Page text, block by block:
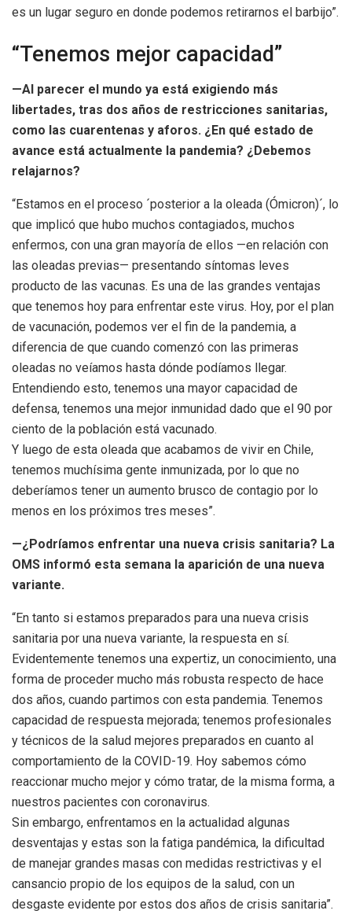
es un lugar seguro en donde podemos retirarnos el barbijo”.
“Tenemos mejor capacidad”
—Al parecer el mundo ya está exigiendo más
libertades, tras dos años de restricciones sanitarias,
como las cuarentenas y aforos. ¿En qué estado de
avance está actualmente la pandemia? ¿Debemos
relajarnos?
“Estamos en el proceso ´posterior a la oleada (Ómicron)´, lo
que implicó que hubo muchos contagiados, muchos
enfermos, con una gran mayoría de ellos —en relación con
las oleadas previas— presentando síntomas leves
producto de las vacunas. Es una de las grandes ventajas
que tenemos hoy para enfrentar este virus. Hoy, por el plan
de vacunación, podemos ver el fin de la pandemia, a
diferencia de que cuando comenzó con las primeras
oleadas no veíamos hasta dónde podíamos llegar.
Entendiendo esto, tenemos una mayor capacidad de
defensa, tenemos una mejor inmunidad dado que el 90 por
ciento de la población está vacunado.
Y luego de esta oleada que acabamos de vivir en Chile,
tenemos muchísima gente inmunizada, por lo que no
deberíamos tener un aumento brusco de contagio por lo
menos en los próximos tres meses”.
—¿Podríamos enfrentar una nueva crisis sanitaria? La
OMS informó esta semana la aparición de una nueva
variante.
“En tanto si estamos preparados para una nueva crisis
sanitaria por una nueva variante, la respuesta en sí.
Evidentemente tenemos una expertiz, un conocimiento, una
forma de proceder mucho más robusta respecto de hace
dos años, cuando partimos con esta pandemia. Tenemos
capacidad de respuesta mejorada; tenemos profesionales
y técnicos de la salud mejores preparados en cuanto al
comportamiento de la COVID-19. Hoy sabemos cómo
reaccionar mucho mejor y cómo tratar, de la misma forma, a
nuestros pacientes con coronavirus.
Sin embargo, enfrentamos en la actualidad algunas
desventajas y estas son la fatiga pandémica, la dificultad
de manejar grandes masas con medidas restrictivas y el
cansancio propio de los equipos de la salud, con un
desgaste evidente por estos dos años de crisis sanitaria”.